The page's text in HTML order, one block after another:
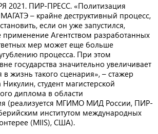
2021. ПИР-ПРЕСС. «Политизация
– крайне деструктивный процесс,
если он уже запустился,
применение Агентством разработанных
мер может еще больше
процесса. При этом
государства значительно увеличивает
жизнь такого сценария», – стажер
Никулин, студент магистерской
диплома в области
(реализуется МГИМО МИД России, ПИР-
институтом международных
(MIIS), США).